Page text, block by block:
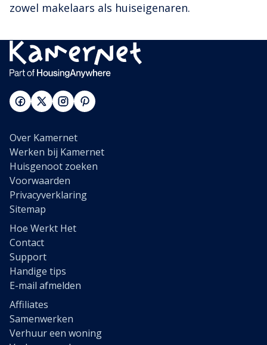
zowel makelaars als huiseigenaren.
Over Kamernet
Werken bij Kamernet
Huisgenoot zoeken
Voorwaarden
Privacyverklaring
Sitemap
Hoe Werkt Het
Contact
Support
Handige tips
E-mail afmelden
Affiliates
Samenwerken
Verhuur een woning